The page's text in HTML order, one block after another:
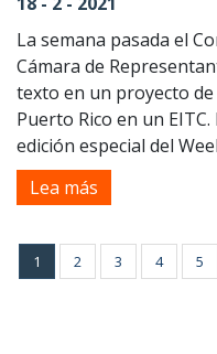
La semana pasada el
Cámara de
texto en un proyecto
Puerto Rico en un
edición especial del
Lea más
1 2 3 4 5